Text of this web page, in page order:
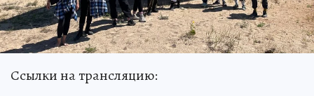
Ссылки на трансляцию: